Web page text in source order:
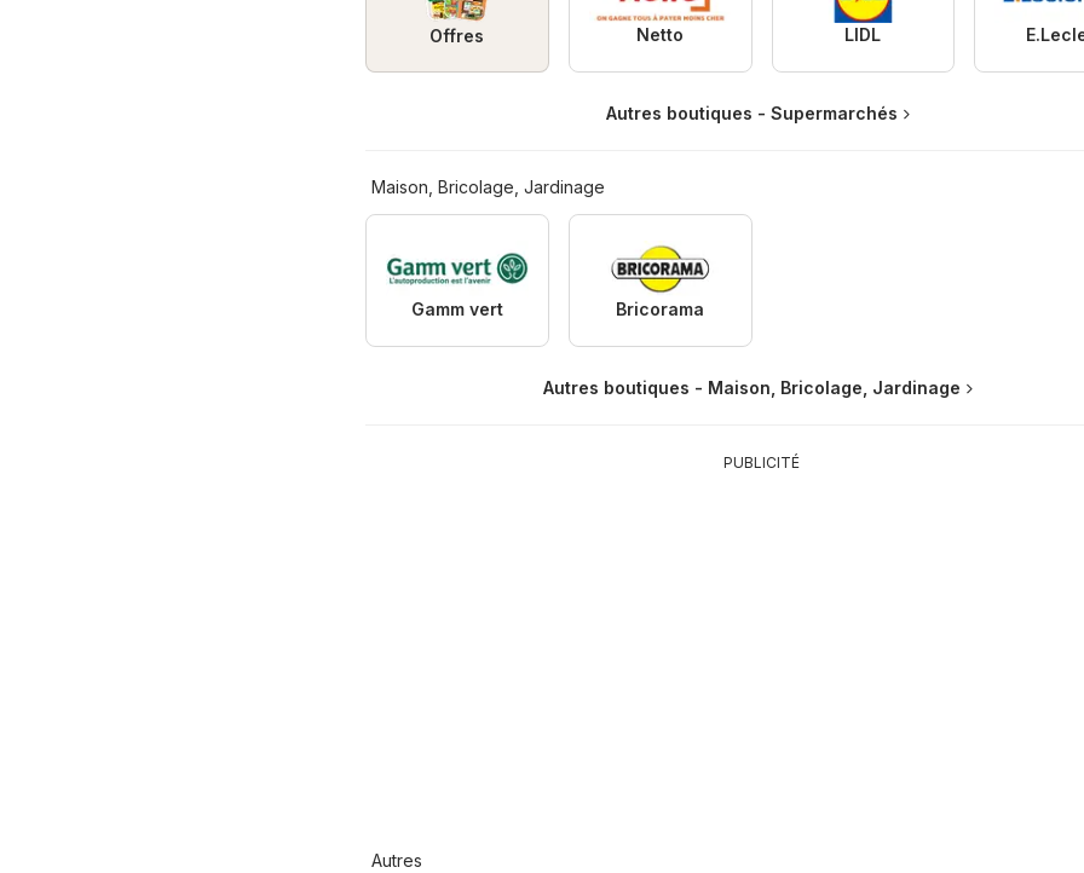
Offres Netto LIDL
Autres boutiques - Supermarchés
Maison, Bricolage, Jardinage
Gamm vert Bricorama
Autres boutiques - Maison, Bricolage, Jardinage
PUBLICITÉ
Autres